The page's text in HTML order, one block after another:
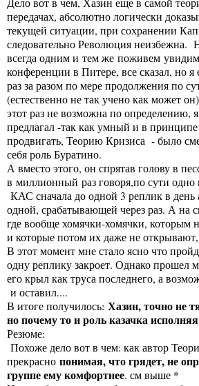
передачах, абсолютно логически
текущей ситуации, при сохранении
следовательно Революция неизбежна.
всегда одним и тем же поживем
конференции в Питере, все сказал, но я
раз за разом по мере продолжения по
(естественно не так учено как может
этот раз не возможна по определению,
предлагал -так как умный и в
продвигать, Теорию Кризиса - было
себя роль Буратино.
А вместо этого, он спрятав голову в
в миллионный раз говоря,по сути одно
КАС сначала до одной 3 реплик в день
одной, срабатывающей через раз. А на
где вообще хомячки-хомячки, которым
и которые потом их даже не
В этот момент мне стало ясно что
одну реплику закроет. Однако прошел
его крыл как труса последнего, а
и оставил....
В итоге получилось: Хазин, точно не
но почему то и роль казачка
Резюме:
Похоже дело вот в чем: как автор
прекрасно понимая, что грядет, не
группе ему комфортнее. см выше *